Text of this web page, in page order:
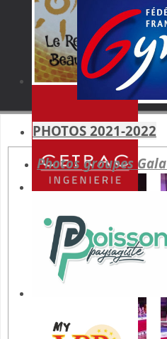
PHOTOS 2021-2022
Photos groupes Gala